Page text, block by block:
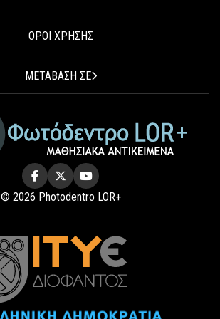
ΟΡΟΙ ΧΡΗΣΗΣ
ΜΕΤΑΒΑΣΗ ΣΕ
© 2026 Photodentro LOR+